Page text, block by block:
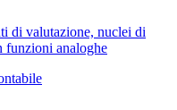
di valutazione, nuclei di
funzioni analoghe